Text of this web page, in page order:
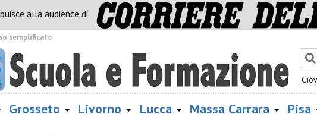
alla audience di
semplificato
Grosseto Livorno Lucca Massa Carrara Pisa